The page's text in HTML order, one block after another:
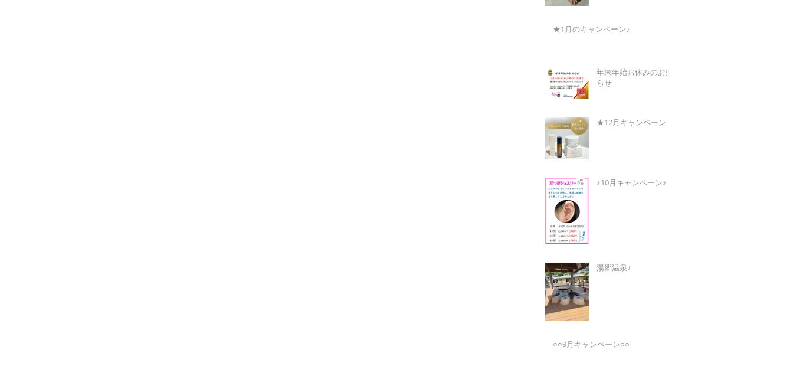
★1月のキャンペーン♪
年末年始お休みのお知
らせ
★12月キャンペーン★
♪10月キャンペーン♪
湯郷温泉♪
○○9月キャンペーン○○